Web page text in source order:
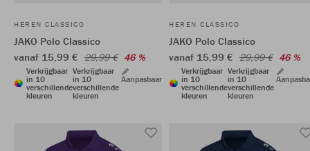
HEREN CLASSICO
JAKO Polo Classico
vanaf 15,99 € 29,99 € 46 %
Verkrijgbaar
in 10
verschillende
kleuren
Verkrijgbaar
in 10
verschillende
kleuren
Aanpasbaar
HEREN CLASSICO
JAKO Polo Classico
vanaf 15,99 € 29,99 € 46 %
Verkrijgbaar
in 10
verschillende
kleuren
Verkrijgbaar
in 10
verschillende
kleuren